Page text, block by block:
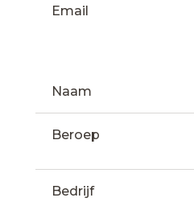
Email
Naam
Beroep
Bedrijf